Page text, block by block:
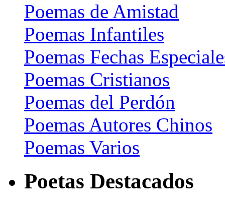
Poemas de Amistad
Poemas Infantiles
Poemas Fechas
Poemas Cristianos
Poemas del Perdón
Poemas Autores Chinos
Poemas Varios
Poetas Destacados